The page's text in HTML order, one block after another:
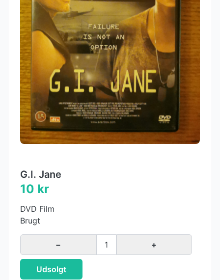
G.I. Jane
10 kr
DVD Film
Brugt
− 1 +
Udsolgt